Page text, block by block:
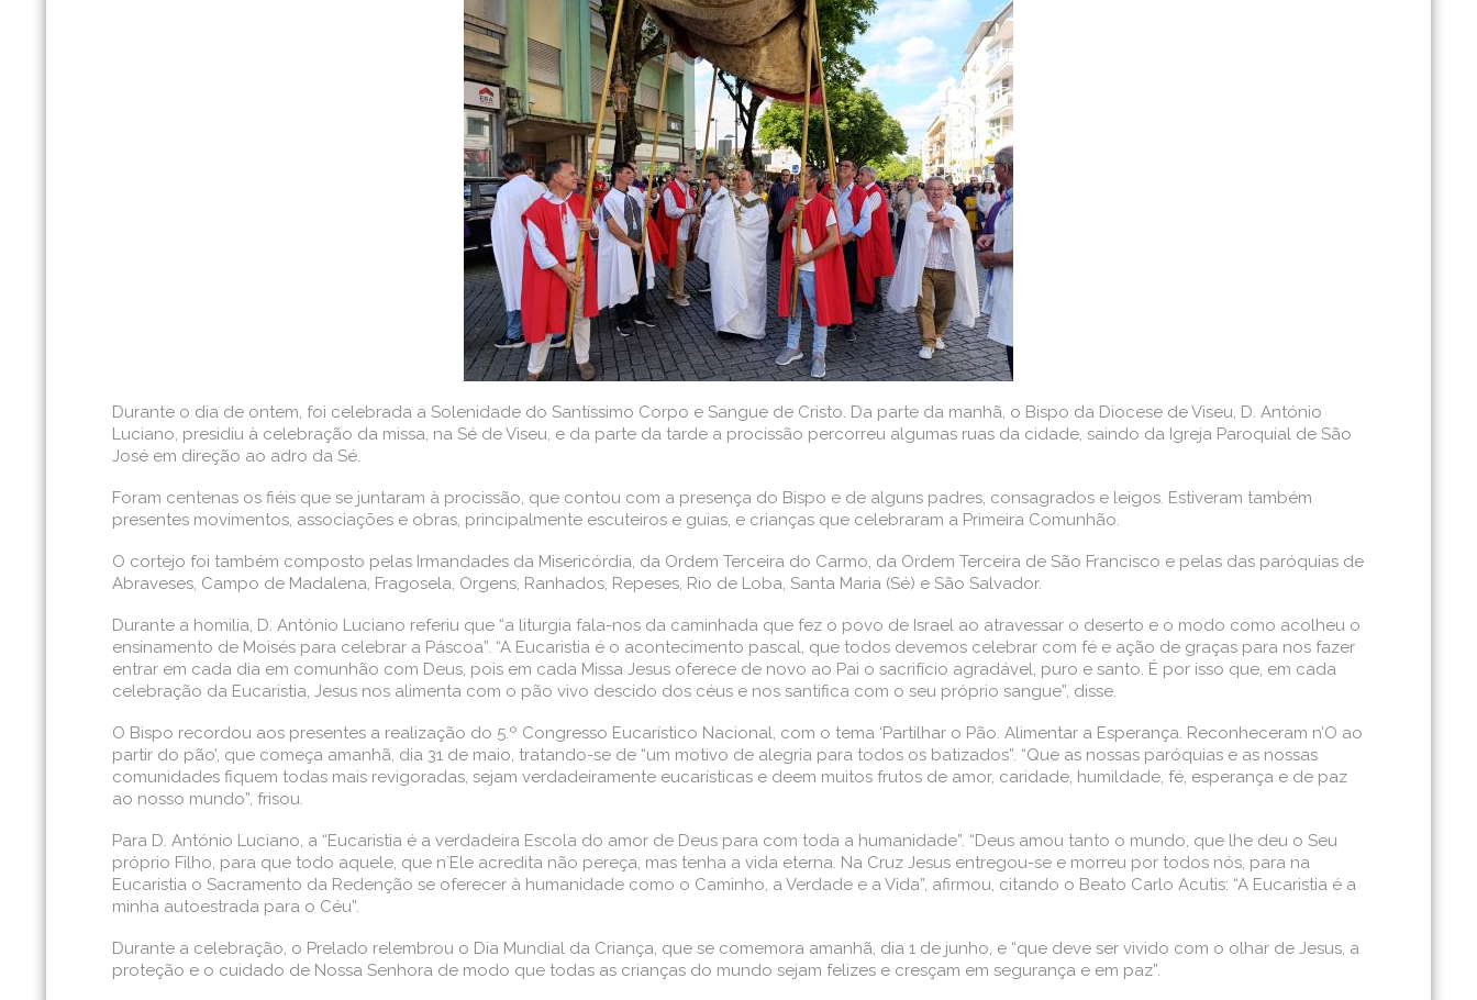
Durante o dia de ontem, foi celebrada a Solenidade do Santíssimo Corpo e Sangue de Cristo. Da parte da manhã, o Bispo da Diocese de Viseu, D. António
Luciano, presidiu à celebração da missa, na Sé de Viseu, e da parte da tarde a procissão percorreu algumas ruas da cidade, saindo da Igreja Paroquial de São
José em direção ao adro da Sé.
Foram centenas os fiéis que se juntaram à procissão, que contou com a presença do Bispo e de alguns padres, consagrados e leigos. Estiveram também
presentes movimentos, associações e obras, principalmente escuteiros e guias, e crianças que celebraram a Primeira Comunhão.
O cortejo foi também composto pelas Irmandades da Misericórdia, da Ordem Terceira do Carmo, da Ordem Terceira de São Francisco e pelas das paróquias de
Abraveses, Campo de Madalena, Fragosela, Orgens, Ranhados, Repeses, Rio de Loba, Santa Maria (Sé) e São Salvador.
Durante a homilia, D. António Luciano referiu que “a liturgia fala-nos da caminhada que fez o povo de Israel ao atravessar o deserto e o modo como acolheu o
ensinamento de Moisés para celebrar a Páscoa”. “A Eucaristia é o acontecimento pascal, que todos devemos celebrar com fé e ação de graças para nos fazer
entrar em cada dia em comunhão com Deus, pois em cada Missa Jesus oferece de novo ao Pai o sacrifício agradável, puro e santo. É por isso que, em cada
celebração da Eucaristia, Jesus nos alimenta com o pão vivo descido dos céus e nos santifica com o seu próprio sangue”, disse.
O Bispo recordou aos presentes a realização do 5.º Congresso Eucarístico Nacional, com o tema ‘Partilhar o Pão. Alimentar a Esperança. Reconheceram n’O ao
partir do pão’, que começa amanhã, dia 31 de maio, tratando-se de “um motivo de alegria para todos os batizados”. “Que as nossas paróquias e as nossas
comunidades fiquem todas mais revigoradas, sejam verdadeiramente eucarísticas e deem muitos frutos de amor, caridade, humildade, fé, esperança e de paz
ao nosso mundo”, frisou.
Para D. António Luciano, a “Eucaristia é a verdadeira Escola do amor de Deus para com toda a humanidade”. “Deus amou tanto o mundo, que lhe deu o Seu
próprio Filho, para que todo aquele, que n`Ele acredita não pereça, mas tenha a vida eterna. Na Cruz Jesus entregou-se e morreu por todos nós, para na
Eucaristia o Sacramento da Redenção se oferecer à humanidade como o Caminho, a Verdade e a Vida”, afirmou, citando o Beato Carlo Acutis: “A Eucaristia é a
minha autoestrada para o Céu”.
Durante a celebração, o Prelado relembrou o Dia Mundial da Criança, que se comemora amanhã, dia 1 de junho, e “que deve ser vivido com o olhar de Jesus, a
proteção e o cuidado de Nossa Senhora de modo que todas as crianças do mundo sejam felizes e cresçam em segurança e em paz”.